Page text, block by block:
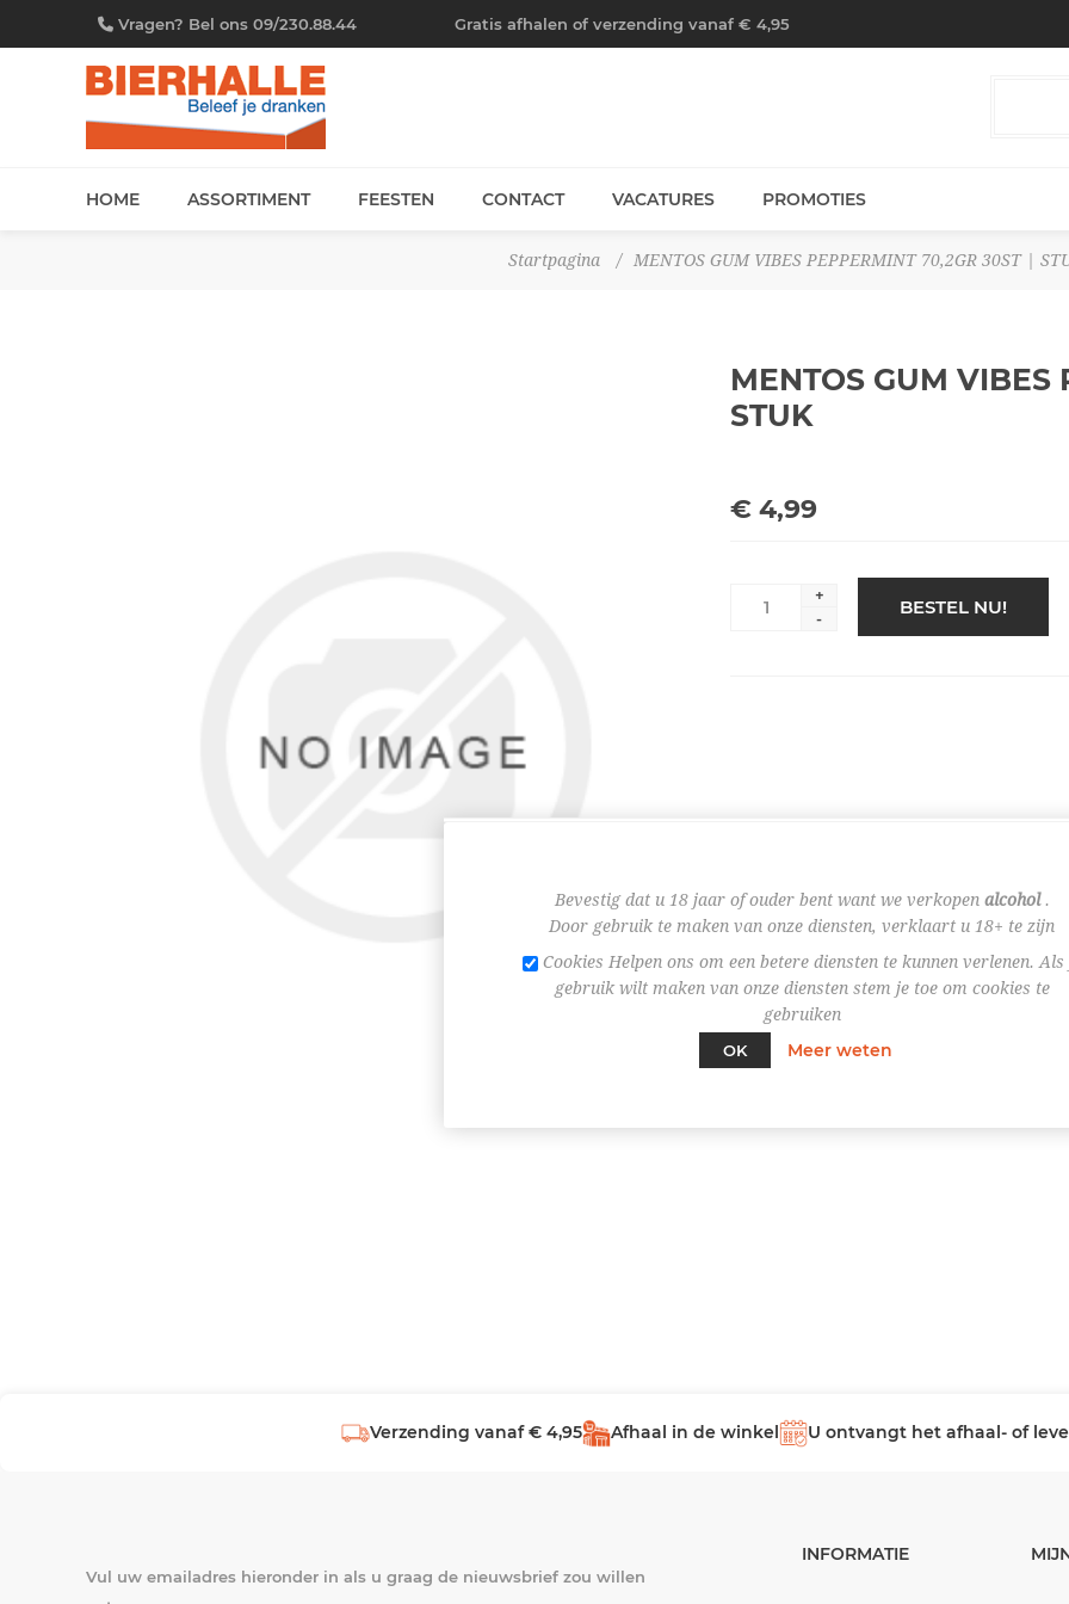
Vragen? Bel ons 09/230.88.44 Gratis afhalen of verzending vanaf € 4,95
HOME ASSORTIMENT FEESTEN CONTACT VACATURES PROMOTIES
Startpagina / MENTOS GUM VIBES PEPPERMINT 70,2GR 30ST |
MENTOS GUM VIBES
STUK
€ 4,99
+
-
BESTEL NU!
Verzending vanaf € 4,95 Afhaal in de winkel U ontvangt het afhaal- of
Vul uw emailadres hieronder in als u graag de nieuwsbrief zou willen
INFORMATIE
Bevestig dat u 18 jaar of ouder bent want we verkopen alcohol.
Door gebruik te maken van onze diensten, verklaart u 18+ te zijn
Cookies Helpen ons om een betere diensten te kunnen verlenen. Als
gebruik wilt maken van onze diensten stem je toe om cookies te
gebruiken
OK
Meer weten